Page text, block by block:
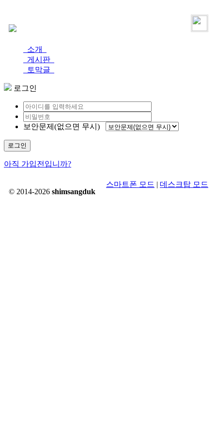
소개
게시판
토막글
로그인
보안문제(없으면 무시)
로그인
아직 가입전입니까?
© 2014-2026 shimsangduk
스마트폰 모드 | 데스크탑 모드